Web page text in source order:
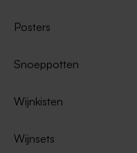
Posters
Snoeppotten
Wijnkisten
Wijnsets